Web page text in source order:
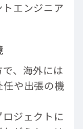
エンジニア
、海外には
や出張の機
ジェクトに